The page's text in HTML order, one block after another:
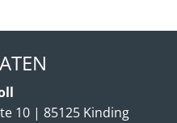
10 | 85125 Kinding